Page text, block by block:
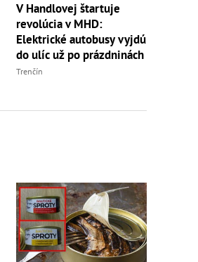
V Handlovej štartuje
revolúcia v MHD:
Elektrické autobusy vyjdú
do ulíc už po prázdninách
Trenčín